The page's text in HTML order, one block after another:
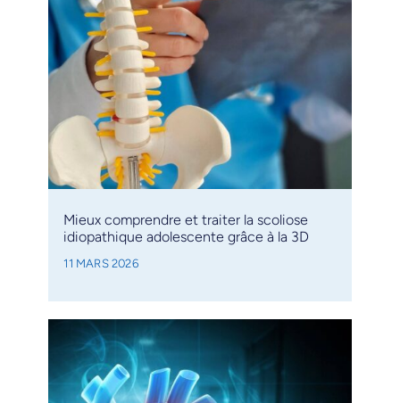
Mieux comprendre et traiter la scoliose
idiopathique adolescente grâce à la 3D
11 MARS 2026